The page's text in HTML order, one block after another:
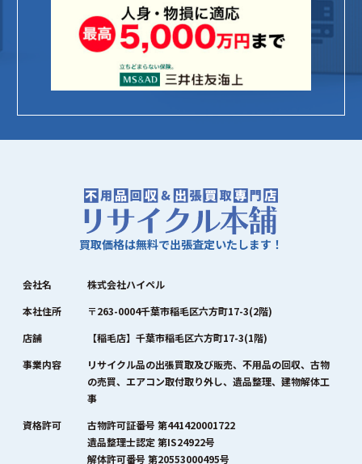
買取価格は無料で出張査定いたします！
会社名
株式会社ハイペル
本社住所
〒263-0004千葉市稲毛区六方町17-3(2階)
店舗
【稲毛店】千葉市稲毛区六方町17-3(1階)
事業内容
リサイクル品の出張買取及び販売、不用品の回収、古物
の売買、エアコン取付取り外し、遺品整理、建物解体工
事
資格許可
古物許可証番号 第441420001722
遺品整理士認定 第IS24922号
解体許可番号 第20553000495号